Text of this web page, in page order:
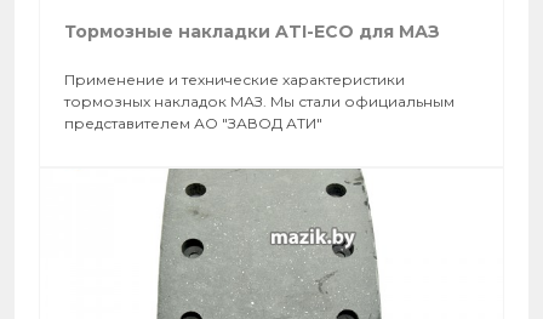
Тормозные накладки ATI-ECO для МАЗ
Применение и технические характеристики
тормозных накладок МАЗ. Мы стали официальным
представителем АО "ЗАВОД АТИ"